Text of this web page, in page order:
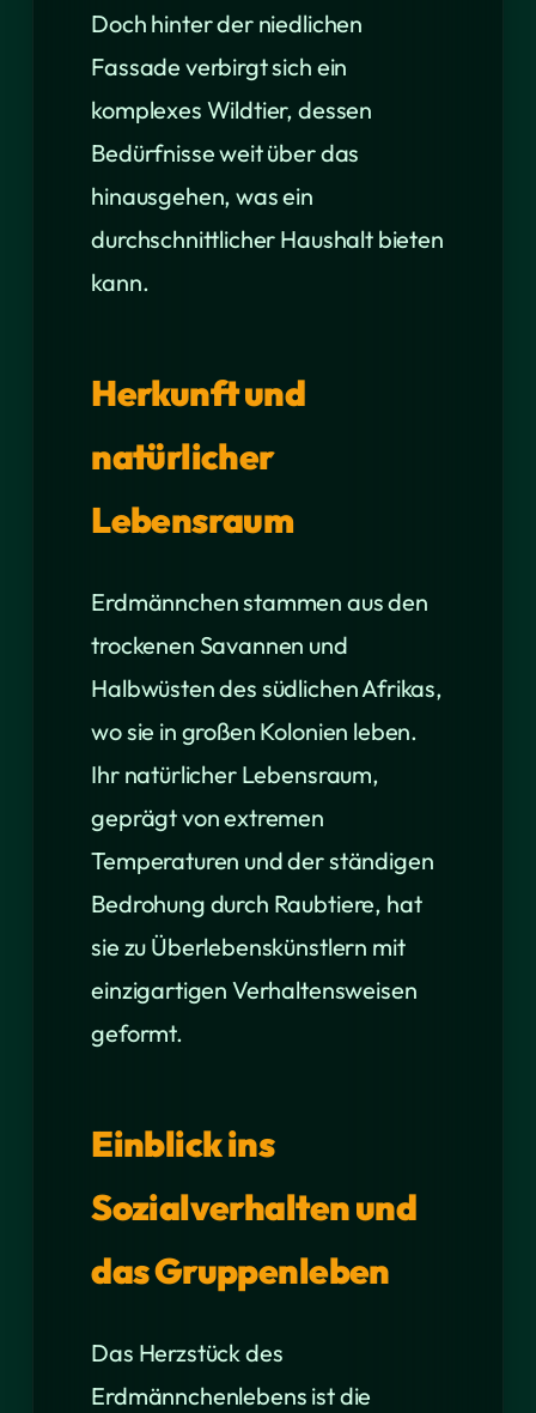
Doch hinter der niedlichen
Fassade verbirgt sich ein
komplexes Wildtier, dessen
Bedürfnisse weit über das
hinausgehen, was ein
durchschnittlicher Haushalt bieten
kann.
Herkunft und
natürlicher
Lebensraum
Erdmännchen stammen aus den
trockenen Savannen und
Halbwüsten des südlichen Afrikas,
wo sie in großen Kolonien leben.
Ihr natürlicher Lebensraum,
geprägt von extremen
Temperaturen und der ständigen
Bedrohung durch Raubtiere, hat
sie zu Überlebenskünstlern mit
einzigartigen Verhaltensweisen
geformt.
Einblick ins
Sozialverhalten und
das Gruppenleben
Das Herzstück des
Erdmännchenlebens ist die